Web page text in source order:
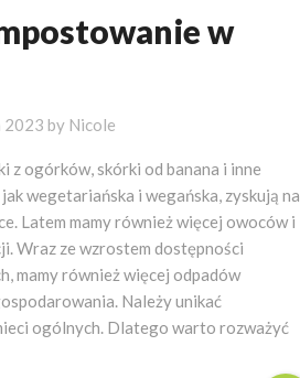
w
2023 by Nicole
z ogórków, skórki od banana i inne
wegetariańska i wegańska, zyskują na
Latem mamy również więcej owoców i
Wraz ze wzrostem dostępności
mamy również więcej odpadów
Należy unikać
ogólnych. Dlatego warto rozważyć